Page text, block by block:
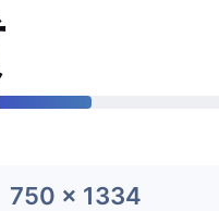
750 x 1334